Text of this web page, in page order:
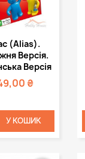
(Alias).
Версія.
Версія
₴
У КОШИК